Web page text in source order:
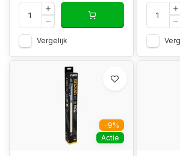
Vergelijk
-9%
Actie